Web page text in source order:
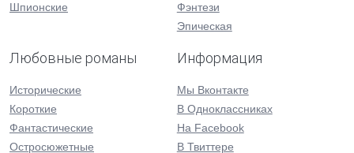
Шпионские
Фэнтези
Эпическая
Любовные романы
Исторические
Короткие
Фантастические
Остросюжетные
Информация
Мы Вконтакте
В Одноклассниках
На Facebook
В Твиттере